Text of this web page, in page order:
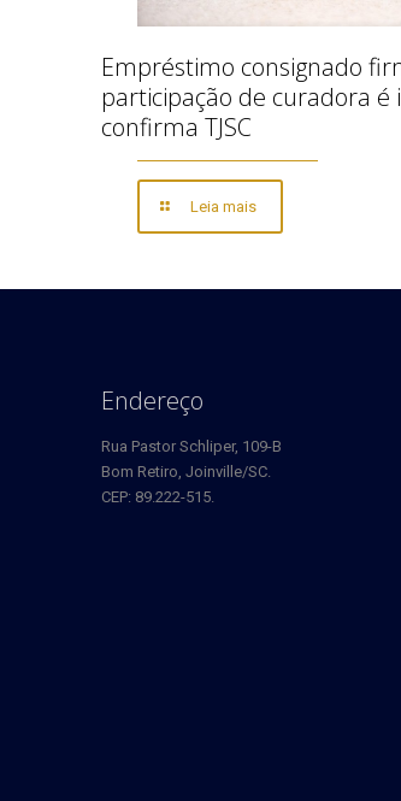
Empréstimo consignado
participação de curadora é
confirma TJSC
Leia mais
Endereço
Rua Pastor Schliper, 109-B
Bom Retiro, Joinville/SC.
CEP: 89.222-515.